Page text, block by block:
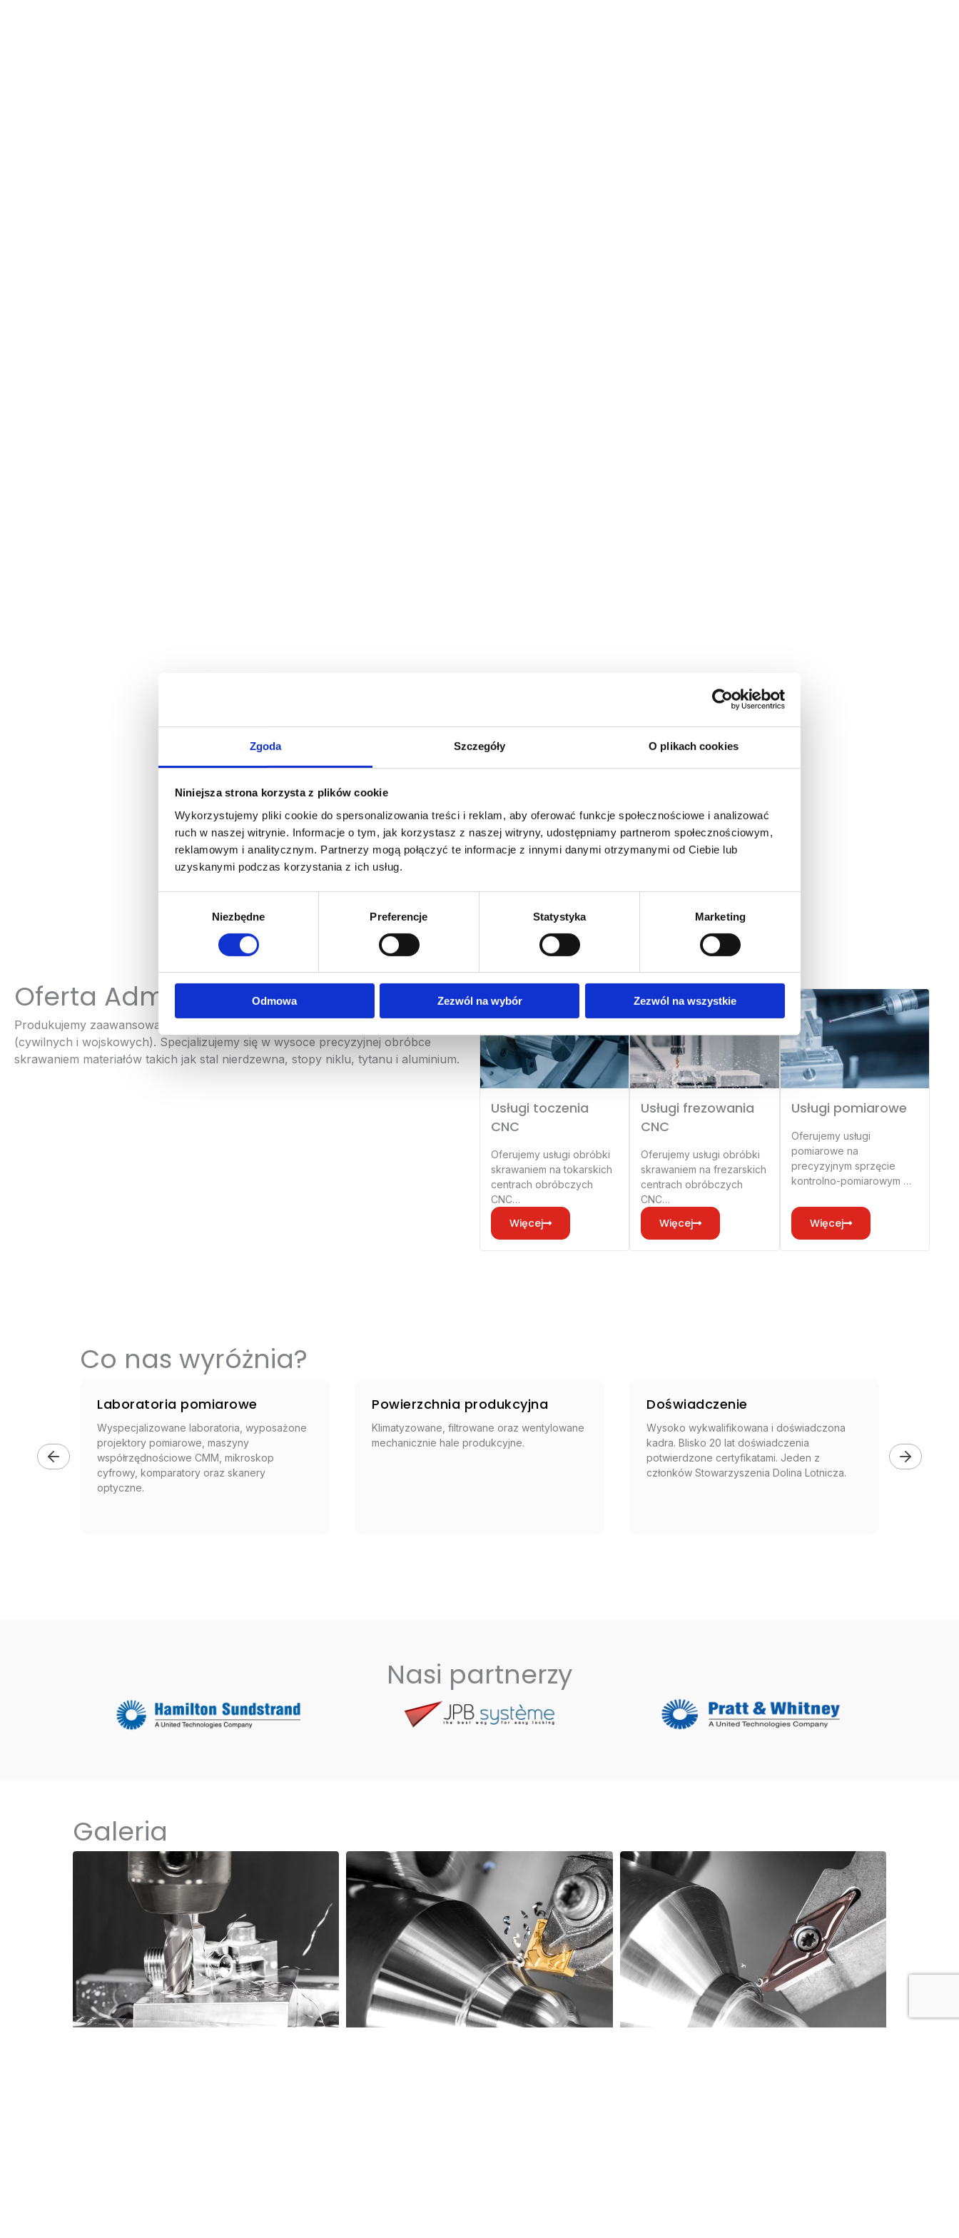
Zgoda Szczegóły O plikach cookies
Niniejsza strona korzysta z plików cookie
Wykorzystujemy pliki cookie do spersonalizowania treści i reklam, aby oferować funkcje społecznościowe i analizować
ruch w naszej witrynie. Informacje o tym, jak korzystasz z naszej witryny, udostępniamy partnerom społecznościowym,
reklamowym i analitycznym. Partnerzy mogą połączyć te informacje z innymi danymi otrzymanymi od Ciebie lub
uzyskanymi podczas korzystania z ich usług.
Niezbędne Preferencje Statystyka Marketing
Odmowa Zezwól na wybór Zezwól na wszystkie
Oferta Admill
Produkujemy zaawansowane technologicznie części silników lotniczych
(cywilnych i wojskowych). Specjalizujemy się w wysoce precyzyjnej obróbce
skrawaniem materiałów takich jak stal nierdzewna, stopy niklu, tytanu i aluminium.
Usługi toczenia
CNC
Oferujemy usługi obróbki
skrawaniem na tokarskich
centrach obróbczych
CNC…
Więcej
Usługi frezowania
CNC
Oferujemy usługi obróbki
skrawaniem na frezarskich
centrach obróbczych
CNC…
Więcej
Usługi pomiarowe
Oferujemy usługi
pomiarowe na
precyzyjnym sprzęcie
kontrolno-pomiarowym …
Więcej
Co nas wyróżnia?
Laboratoria pomiarowe
Wyspecjalizowane laboratoria, wyposażone
projektory pomiarowe, maszyny
współrzędnościowe CMM, mikroskop
cyfrowy, komparatory oraz skanery
optyczne.
Powierzchnia produkcyjna
Klimatyzowane, filtrowane oraz wentylowane
mechanicznie hale produkcyjne.
Doświadczenie
Wysoko wykwalifikowana i doświadczona
kadra. Blisko 20 lat doświadczenia
potwierdzone certyfikatami. Jeden z
członków Stowarzyszenia Dolina Lotnicza.
32″ x
Nasi partnerzy
Galeria